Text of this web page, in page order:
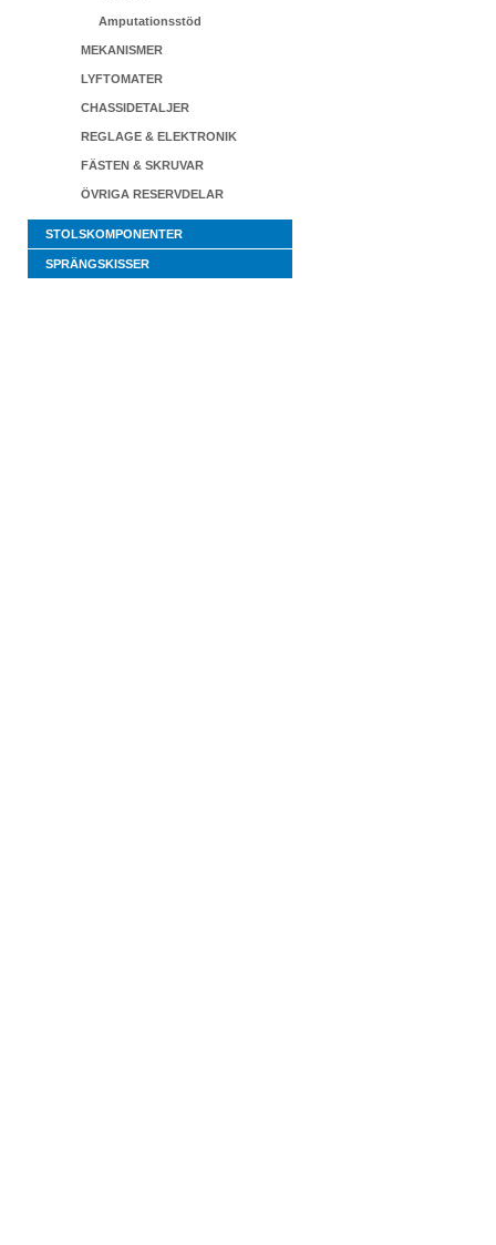
Amputationsstöd
MEKANISMER
LYFTOMATER
CHASSIDETALJER
REGLAGE & ELEKTRONIK
FÄSTEN & SKRUVAR
ÖVRIGA RESERVDELAR
STOLSKOMPONENTER
SPRÄNGSKISSER